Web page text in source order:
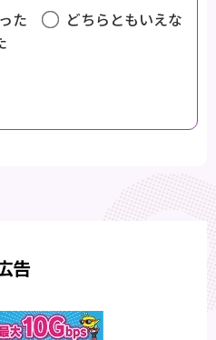
た
どちらともいえな
告